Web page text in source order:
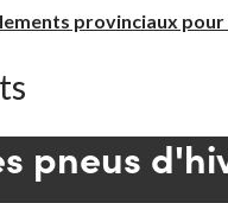
provinciaux
pneus